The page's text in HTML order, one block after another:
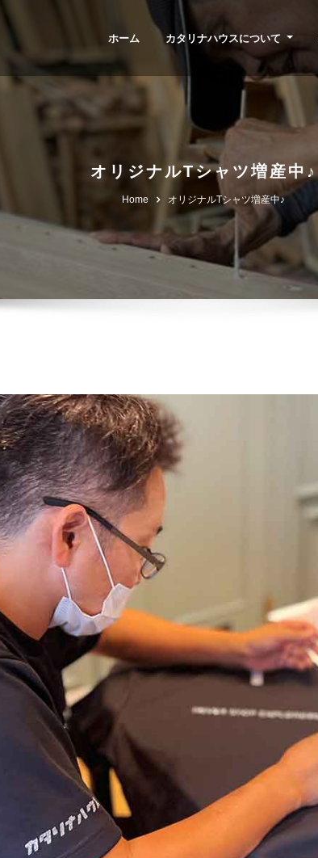
ホーム カタリナハウスについて
オリジナルTシャツ増産中♪
Home オリジナルTシャツ増産中♪